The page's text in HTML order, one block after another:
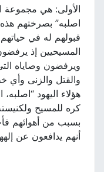
الأولى: هي مجموعة
اصلبه” بصرختهم
قبولهم له في حياتهم،
المسيحيين إذ
ويرفضون وصاياه
والقتل والزنى وأي
هؤلاء اليهود
كره للمسيح
بسبب من أهوائهم
أنهم يدافعون عن